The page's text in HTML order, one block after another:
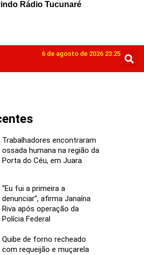
6 de agosto de 2026 23:25
Trabalhadores encontraram
ossada humana na região da
Porta do Céu, em Juara
“Eu fui a primeira a
denunciar”, afirma Janaína
Riva após operação da
Polícia Federal
Quibe de forno recheado
com requeijão e muçarela